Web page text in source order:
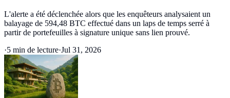
L'alerte a été déclenchée alors que les enquêteurs analysaient un
balayage de 594,48 BTC effectué dans un laps de temps serré à
partir de portefeuilles à signature unique sans lien prouvé.
·5 min de lecture·Jul 31, 2026